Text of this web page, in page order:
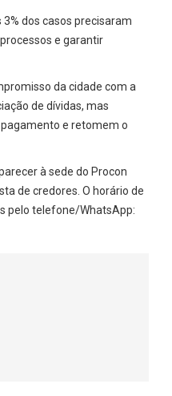
dos casos precisaram
e garantir
da cidade com a
de dívidas, mas
e retomem o
à sede do Procon
de credores. O horário de
pelo telefone/WhatsApp: